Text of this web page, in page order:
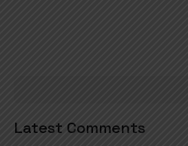
Latest Comments